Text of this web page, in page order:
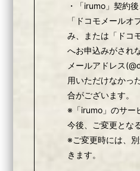
・「irumo」契約
「ドコモメールオ
み、または「ドコ
へお申込みがされ
メールアドレス
用いただけなかっ
合がございます。
※「irumo」のサー
今後、ご変更とな
※ご変更時には、
きます。